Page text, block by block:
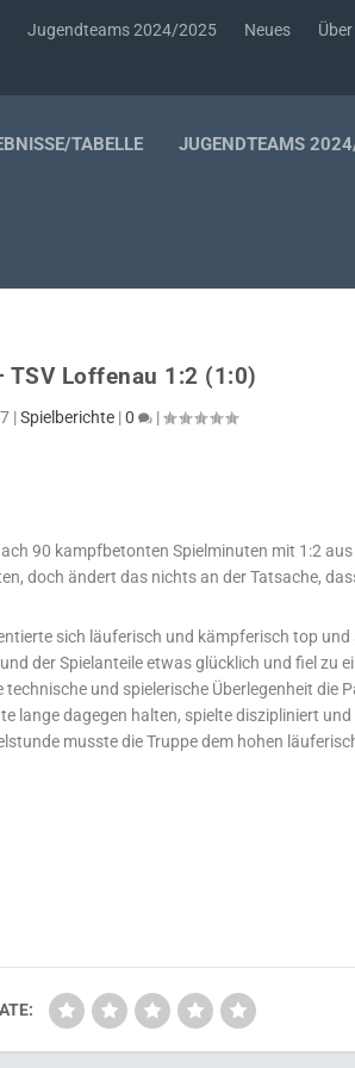
Jugendteams 2024/2025 Neues
TABELLE JUGENDTEAMS
TSV Loffenau 1:2 (1:0)
|Spielberichte |0 |
90 kampfbetonten Spielminuten mit 1:2
doch ändert das nichts an der Tatsache,
sich läuferisch und kämpferisch top
der Spielanteile etwas glücklich und fiel zu
und spielerische Überlegenheit die
lange dagegen halten, spielte diszipliniert
musste die Truppe dem hohen